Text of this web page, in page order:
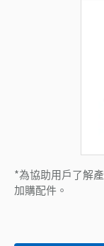
*為協助用戶了解
加購配件。